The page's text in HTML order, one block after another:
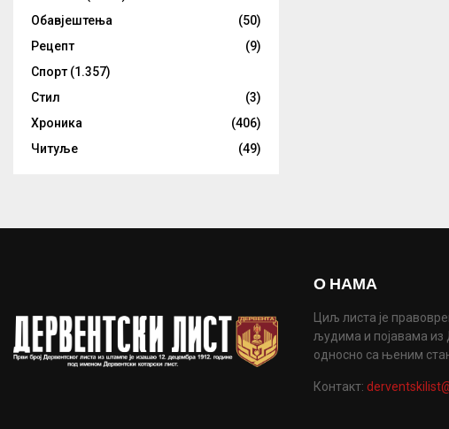
Обавјештења
(50)
Рецепт
(9)
Спорт (1.357)
Стил
(3)
Хроника
(406)
Читуље
(49)
О НАМА
Циљ листа је
људима и појавама из
односно са њеним
Контакт: